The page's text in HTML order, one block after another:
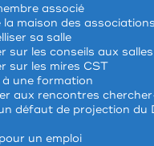
associé
la maison des associations
sa salle
sur les conseils aux
sur les mires CST
à une formation
aux rencontres
défaut de projection du
un emploi